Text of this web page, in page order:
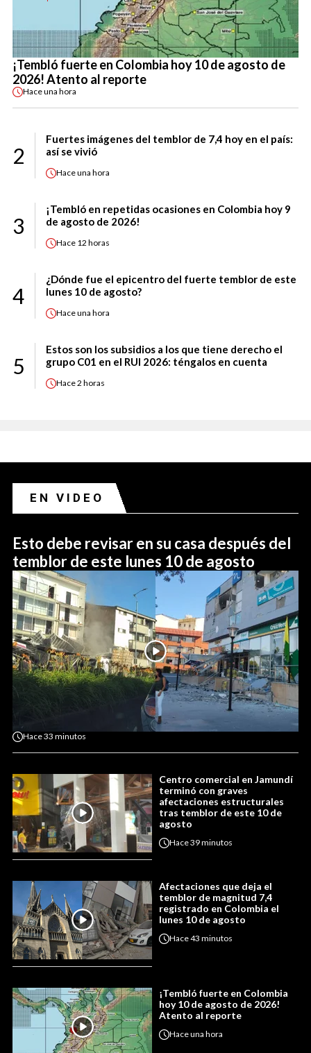
¡Tembló fuerte en Colombia hoy 10 de agosto de
2026! Atento al reporte
Haceuna hora
2
Fuertes imágenes del temblor de 7,4 hoy en el país:
así se vivió
Haceuna hora
3
¡Tembló en repetidas ocasiones en Colombia hoy 9
de agosto de 2026!
Hace 12 horas
4
¿Dónde fue el epicentro del fuerte temblor de este
lunes 10 de agosto?
Haceuna hora
5
Estos son los subsidios a los que tiene derecho el
grupo C01 en el RUI 2026: téngalos en cuenta
Hace2 horas
EN VIDEO
Esto debe revisar en su casa después del
temblor de este lunes 10 de agosto
Hace33 minutos
Centro comercial en Jamundí
terminó con graves
afectaciones estructurales
tras temblor de este 10 de
agosto
Hace39 minutos
Afectaciones que deja el
temblor de magnitud 7,4
registrado en Colombia el
lunes 10 de agosto
Hace43 minutos
¡Tembló fuerte en Colombia
hoy 10 de agosto de 2026!
Atento al reporte
Haceuna hora